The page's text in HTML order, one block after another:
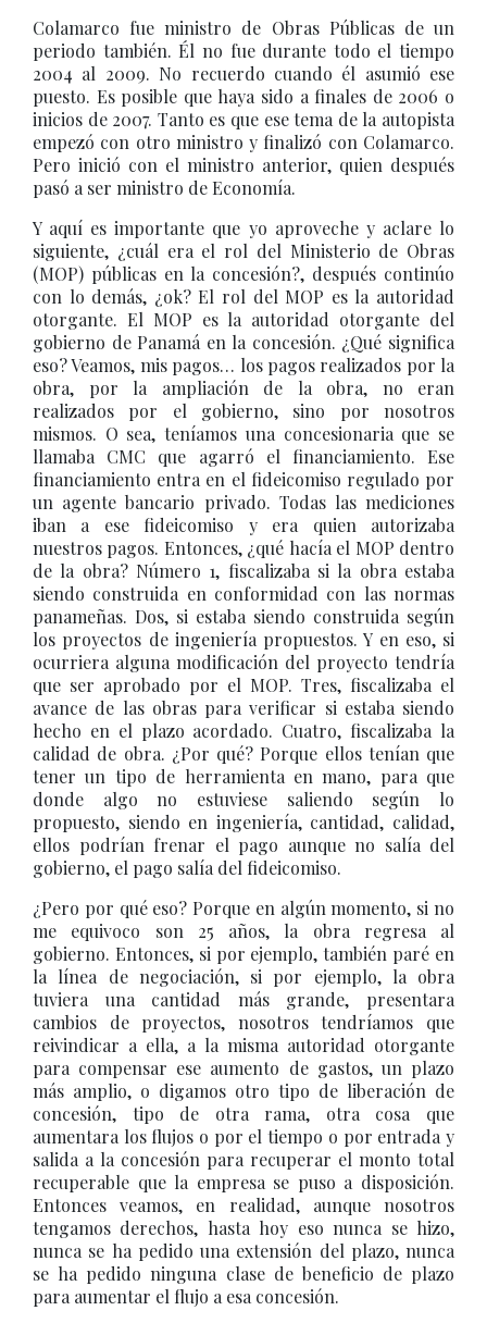
Colamarco fue ministro de Obras Públicas de un
periodo también. Él no fue durante todo el tiempo
2004 al 2009. No recuerdo cuando él asumió ese
puesto. Es posible que haya sido a finales de 2006 o
inicios de 2007. Tanto es que ese tema de la autopista
empezó con otro ministro y finalizó con Colamarco.
Pero inició con el ministro anterior, quien después
pasó a ser ministro de Economía.
Y aquí es importante que yo aproveche y aclare lo
siguiente, ¿cuál era el rol del Ministerio de Obras
(MOP) públicas en la concesión?, después continúo
con lo demás, ¿ok? El rol del MOP es la autoridad
otorgante. El MOP es la autoridad otorgante del
gobierno de Panamá en la concesión. ¿Qué significa
eso? Veamos, mis pagos… los pagos realizados por la
obra, por la ampliación de la obra, no eran
realizados por el gobierno, sino por nosotros
mismos. O sea, teníamos una concesionaria que se
llamaba CMC que agarró el financiamiento. Ese
financiamiento entra en el fideicomiso regulado por
un agente bancario privado. Todas las mediciones
iban a ese fideicomiso y era quien autorizaba
nuestros pagos. Entonces, ¿qué hacía el MOP dentro
de la obra? Número 1, fiscalizaba si la obra estaba
siendo construida en conformidad con las normas
panameñas. Dos, si estaba siendo construida según
los proyectos de ingeniería propuestos. Y en eso, si
ocurriera alguna modificación del proyecto tendría
que ser aprobado por el MOP. Tres, fiscalizaba el
avance de las obras para verificar si estaba siendo
hecho en el plazo acordado. Cuatro, fiscalizaba la
calidad de obra. ¿Por qué? Porque ellos tenían que
tener un tipo de herramienta en mano, para que
donde algo no estuviese saliendo según lo
propuesto, siendo en ingeniería, cantidad, calidad,
ellos podrían frenar el pago aunque no salía del
gobierno, el pago salía del fideicomiso.
¿Pero por qué eso? Porque en algún momento, si no
me equivoco son 25 años, la obra regresa al
gobierno. Entonces, si por ejemplo, también paré en
la línea de negociación, si por ejemplo, la obra
tuviera una cantidad más grande, presentara
cambios de proyectos, nosotros tendríamos que
reivindicar a ella, a la misma autoridad otorgante
para compensar ese aumento de gastos, un plazo
más amplio, o digamos otro tipo de liberación de
concesión, tipo de otra rama, otra cosa que
aumentara los flujos o por el tiempo o por entrada y
salida a la concesión para recuperar el monto total
recuperable que la empresa se puso a disposición.
Entonces veamos, en realidad, aunque nosotros
tengamos derechos, hasta hoy eso nunca se hizo,
nunca se ha pedido una extensión del plazo, nunca
se ha pedido ninguna clase de beneficio de plazo
para aumentar el flujo a esa concesión.